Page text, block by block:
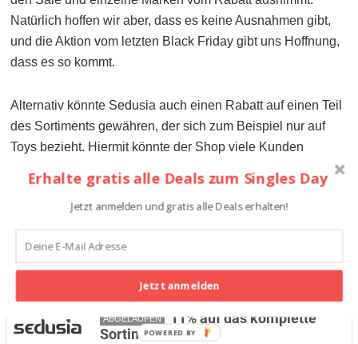
Natürlich hoffen wir aber, dass es keine Ausnahmen gibt,
und die Aktion vom letzten Black Friday gibt uns Hoffnung,
dass es so kommt.
Alternativ könnte Sedusia auch einen Rabatt auf einen Teil
des Sortiments gewähren, der sich zum Beispiel nur auf
Toys bezieht. Hiermit könnte der Shop viele Kunden
höhere Rabatte von bis zu 35% möglich, und mit einer
klugen Auswahl und wenigen Ausnahmen erfreut dieser
Deal die Kunden am Singles Day 2026 ebenso.
ABGELAUFEN
11% auf das komplette
Sortiment
Erhalte gratis alle Deals zum Singles Day
Jetzt anmelden und gratis alle Deals erhalten!
Jetzt anmelden
POWERED BY